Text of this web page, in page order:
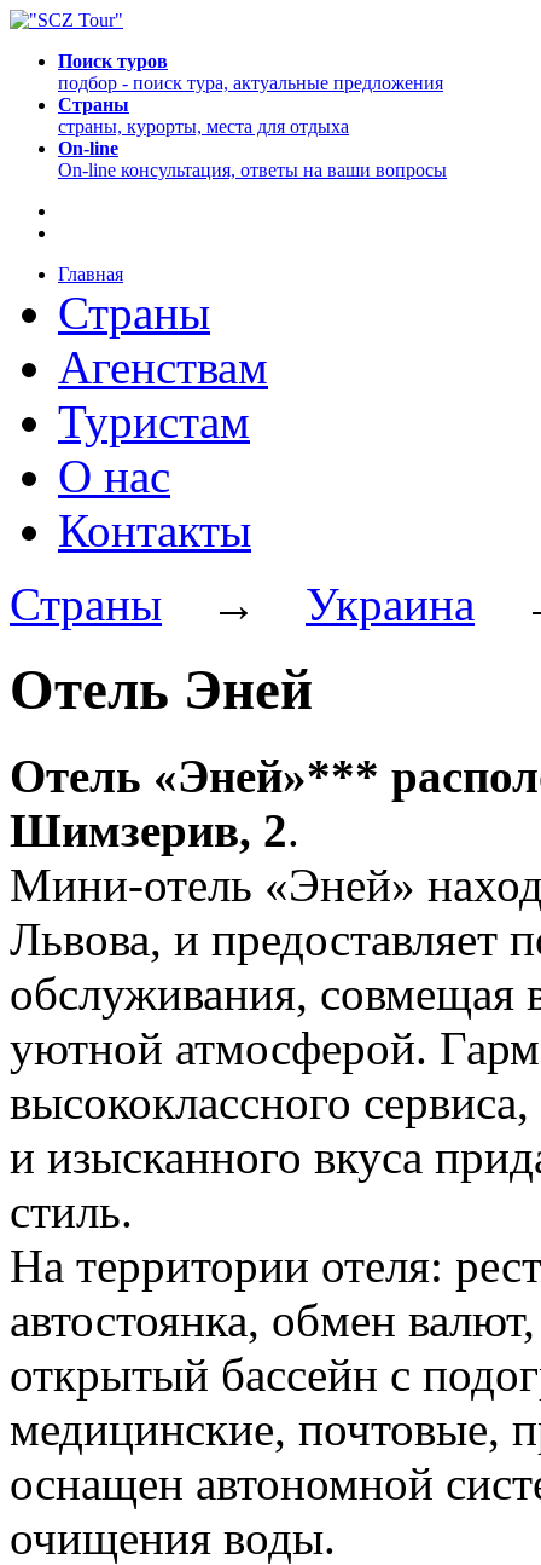
Поиск туров
подбор - поиск тура, актуальные предложения
Страны
страны, курорты, места для отдыха
On-line
On-line консультация, ответы на ваши вопросы
Главная
Страны
Агенствам
Туристам
О нас
Контакты
Страны → Украина
Отель Эней
Отель «Эней»***
Шимзерив, 2.
Мини-отель «Эней»
Львова, и предоставляет
обслуживания, совмещая
уютной атмосферой.
высококлассного
и изысканного вкуса
стиль.
На территории отеля:
автостоянка, обмен
открытый бассейн с
медицинские, почтовые,
оснащен автономной
очищения воды.